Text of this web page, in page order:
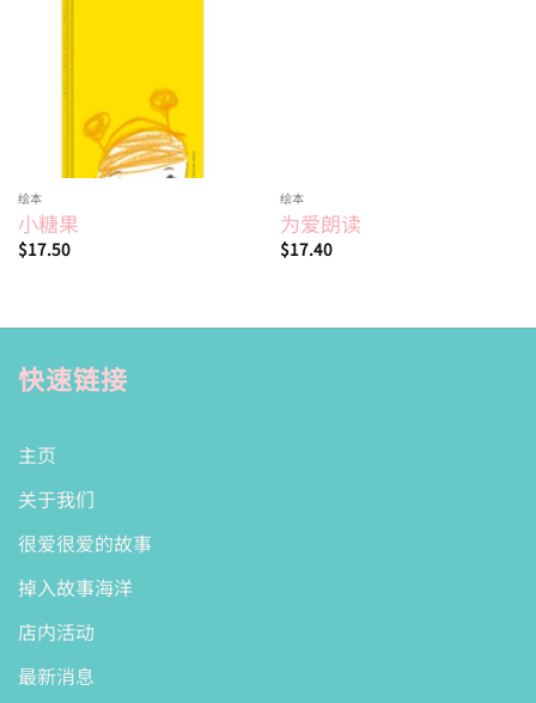
绘本
小糖果
$17.50
绘本
为爱朗读
$17.40
快速链接
主页
关于我们
很爱很爱的故事
掉入故事海洋
店内活动
最新消息